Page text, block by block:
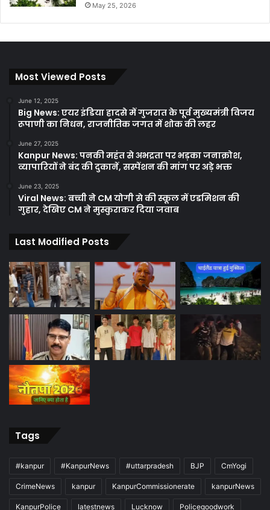
May 25, 2026
Most Viewed Posts
June 12, 2025
Big News: एयर इंडिया हादसे में गुजरात के पूर्व मुख्यमंत्री विजय
रूपाणी का निधन, राजनीतिक जगत में शोक की लहर
June 27, 2025
Kanpur News: पनकी महंत से अभद्रता पर भड़का जनाक्रोश,
व्यापारियों ने बंद की दुकानें, सस्पेंशन की मांग पर अड़े भक्त
June 23, 2025
Viral News: बच्ची ने CM योगी से की स्कूल में एडमिशन की
गुहार, देखिए CM ने मुस्कुराकर दिया जवाब
Last Modified Posts
Tags
#kanpur #KanpurNews #uttarpradesh BJP CmYogi
CrimeNews kanpur KanpurCommissionerate kanpurNews
KanpurPolice latestnews Lucknow Policegoodwork